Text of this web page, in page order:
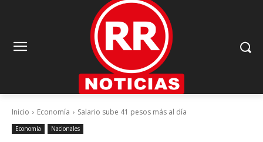
Inicio Economía Salario sube 41 pesos más al día
Economía Nacionales